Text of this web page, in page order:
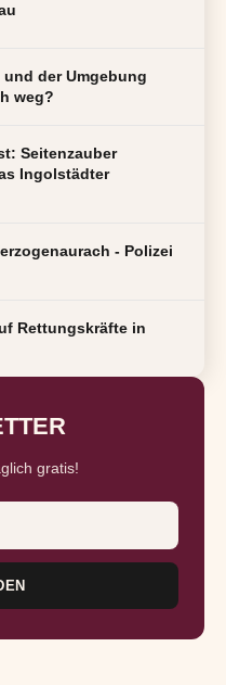
der Umgebung
weg?
Seitenzauber
Ingolstädter
- Polizei
Rettungskräfte in
gratis!